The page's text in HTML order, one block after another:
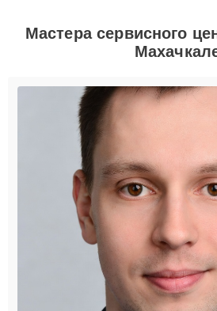
Мастера сервисного